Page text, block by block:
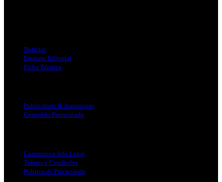
Notícias
Estatuto Editorial
Ficha Técnica
Publicidade & Assinaturas
Conteúdo Patrocinado
Contactos e Info Legal
Termos e Condições
Politica de Privacidade